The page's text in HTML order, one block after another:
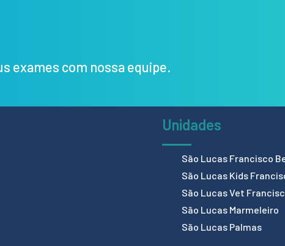
exames com nossa equipe.
Unidades
São Lucas Francisco
São Lucas Kids
São Lucas Vet
São Lucas Marmeleiro
São Lucas Palmas